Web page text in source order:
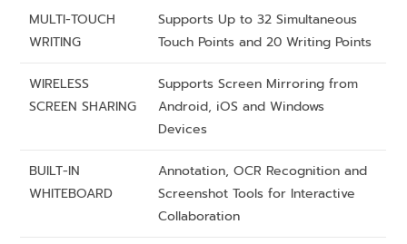
MULTI-TOUCH
WRITING
Supports Up to 32 Simultaneous
Touch Points and 20 Writing Points
WIRELESS
SCREEN SHARING
Supports Screen Mirroring from
Android, iOS and Windows
Devices
BUILT-IN
WHITEBOARD
Annotation, OCR Recognition and
Screenshot Tools for Interactive
Collaboration